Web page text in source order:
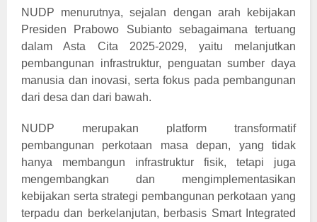
NUDP menurutnya, sejalan dengan arah kebijakan
Presiden Prabowo Subianto sebagaimana tertuang
dalam Asta Cita 2025-2029, yaitu melanjutkan
pembangunan infrastruktur, penguatan sumber daya
manusia dan inovasi, serta fokus pada pembangunan
dari desa dan dari bawah.
NUDP merupakan platform transformatif
pembangunan perkotaan masa depan, yang tidak
hanya membangun infrastruktur fisik, tetapi juga
mengembangkan dan mengimplementasikan
kebijakan serta strategi pembangunan perkotaan yang
terpadu dan berkelanjutan, berbasis Smart Integrated